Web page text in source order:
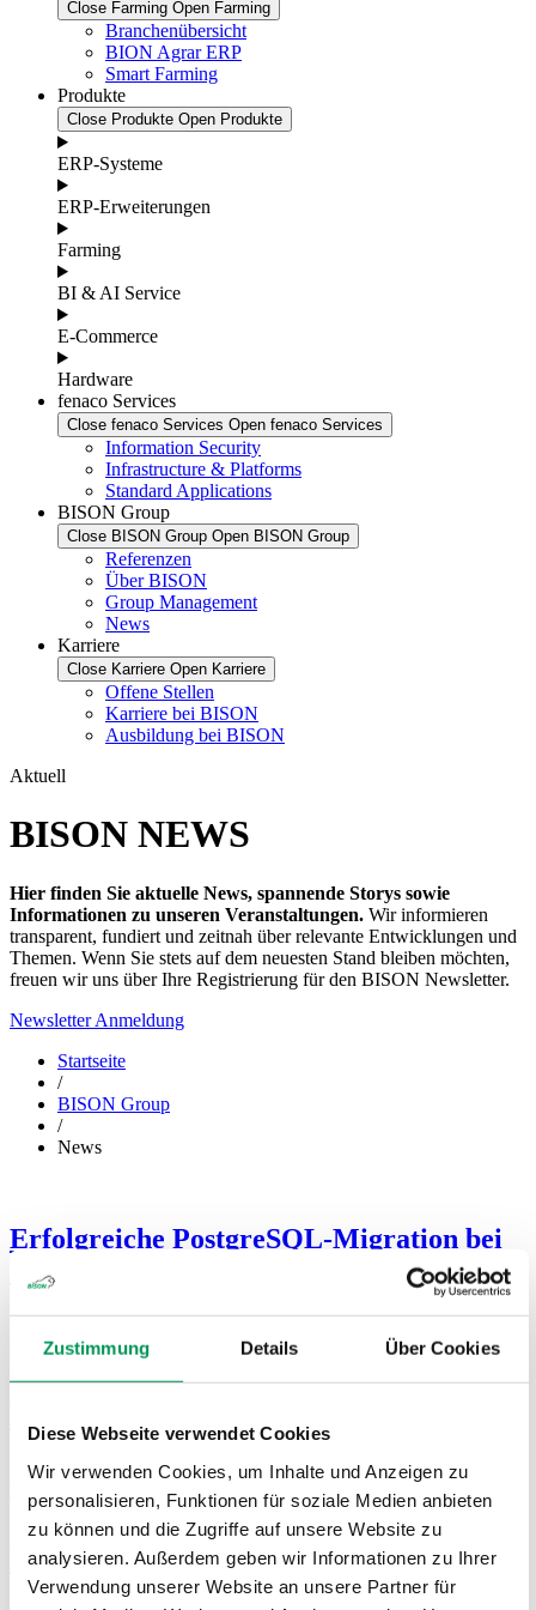
Zustimmung Details Über Cookies
Diese Webseite verwendet Cookies
Wir verwenden Cookies, um Inhalte und Anzeigen zu
personalisieren, Funktionen für soziale Medien anbieten
zu können und die Zugriffe auf unsere Website zu
analysieren. Außerdem geben wir Informationen zu Ihrer
Verwendung unserer Website an unsere Partner für
Close Farming Open Farming
Branchenübersicht
BION Agrar ERP
Smart Farming
Produkte
Close Produkte Open Produkte
ERP-Systeme
ERP-Erweiterungen
Farming
BI & AI Service
E-Commerce
Hardware
fenaco Services
Close fenaco Services Open fenaco Services
Information Security
Infrastructure & Platforms
Standard Applications
BISON Group
Close BISON Group Open BISON Group
Referenzen
Über BISON
Group Management
News
Karriere
Close Karriere Open Karriere
Offene Stellen
Karriere bei BISON
Ausbildung bei BISON
Aktuell
BISON NEWS
Hier finden Sie aktuelle News, spannende Storys sowie
Informationen zu unseren Veranstaltungen. Wir informieren
transparent, fundiert und zeitnah über relevante Entwicklungen und
Themen. Wenn Sie stets auf dem neuesten Stand bleiben möchten,
freuen wir uns über Ihre Registrierung für den BISON Newsletter.
Newsletter Anmeldung
Startseite
/
BISON Group
/
News
Erfolgreiche PostgreSQL-Migration bei
Blumen Risse
30.04.2026
WEITERLESEN
11.03.2026
Der LANDI Agrar-Webshop ist live